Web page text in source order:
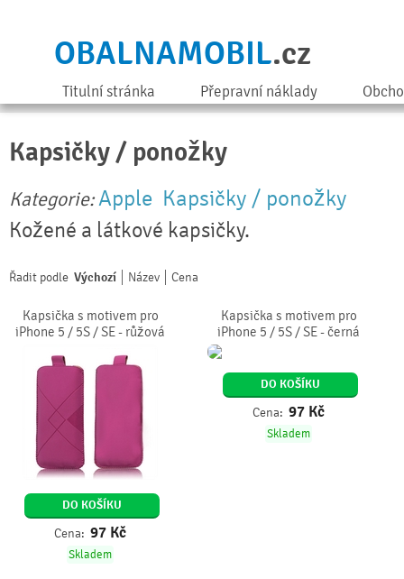
OBALNAMOBIL.cz
Titulní stránka Přepravní náklady
Kapsičky / ponožky
Kategorie:Apple Kapsičky / ponožky
Kožené a látkové kapsičky.
Řadit podle Výchozí Název Cena
Kapsička s motivem pro
iPhone 5 / 5S / SE - růžová
DO KOŠÍKU
Cena: 97 Kč
Skladem
Kapsička s motivem pro
iPhone 5 / 5S / SE - černá
DO KOŠÍKU
Cena: 97 Kč
Skladem